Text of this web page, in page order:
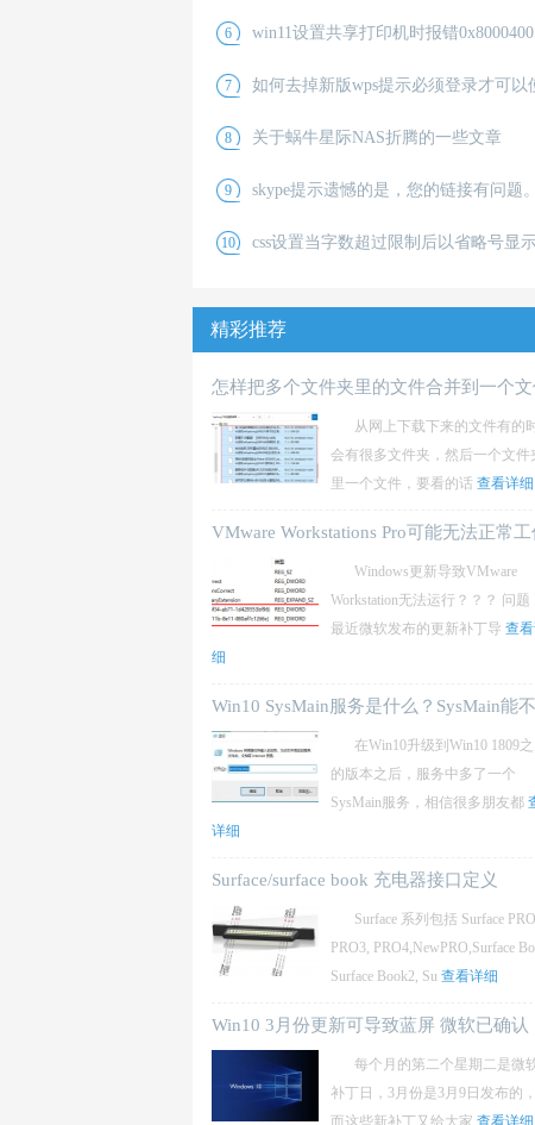
get update等待更新 3.输入apt-get install 查
6 win11设置共享打印机时报错
0x0
接打印机做共享主机，win11家庭版直接访问
7 如何去掉新版wps提示必须登录才可以
用的
已经到期了无法继续使用，安装了新的wps提
8 关于蜗牛星际NAS折腾的一些文章
一个月的全记录！
9 skype提示遗憾的是，您的链接有问题
检
出现提示：遗憾的是，您的链接有问题。请
10 css设置当字数超过限制后以省略号显
用text-overflow:ellipsis，需要加宽度width属
查看全文
精彩推荐
怎样把多个文件夹里的文件合并到一个
夹
从网上下载下来的文件有的
会有很多文件夹，然后一个文件
里一个文件，要看的话 查看详细
VMware Workstations Pro可能无法正常
Windows更新导致VMware
Workstation无法运行？？？ 问题
最近微软发布的更新补丁导 查
细
Win10 SysMain服务是什么？SysMain能
禁
在Win10升级到Win10 1809
的版本之后，服务中多了一个
SysMain服务，相信很多朋友都
详细
Surface/surface book 充电器接口定义
Surface 系列包括 Surface
PRO3, PRO4,NewPRO,Surface
Surface Book2, Su 查看详细
Win10 3月份更新可导致蓝屏 微软已确认
每个月的第二个星期二是微
补丁日，3月份是3月9日发布的
而这些新补丁又给大家 查看详细